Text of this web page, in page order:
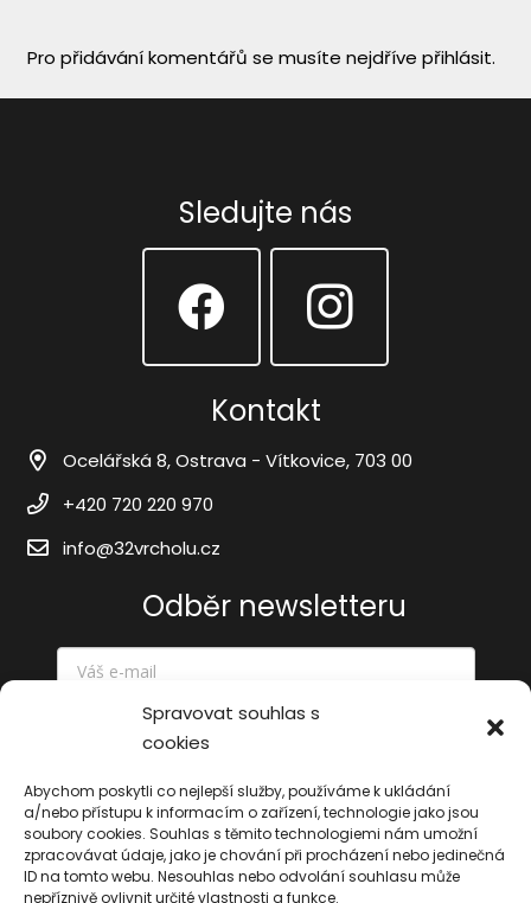
Spravovat souhlas s
cookies
Abychom poskytli co nejlepší služby, používáme k ukládání
a/nebo přístupu k informacím o zařízení, technologie jako jsou
soubory cookies. Souhlas s těmito technologiemi nám umožní
zpracovávat údaje, jako je chování při procházení nebo jedinečná
ID na tomto webu. Nesouhlas nebo odvolání souhlasu může
nepříznivě ovlivnit určité vlastnosti a funkce.
Pro přidávání komentářů se musíte nejdříve přihlásit.
Sledujte nás
Kontakt
Ocelářská 8, Ostrava - Vítkovice, 703 00
+420 720 220 970
info@32vrcholu.cz
Odběr newsletteru